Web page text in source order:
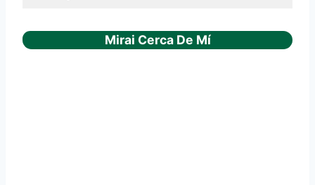
Mirai Cerca De Mí